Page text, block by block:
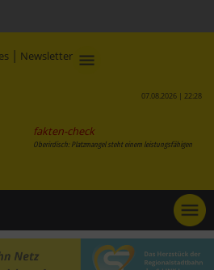
| Newsletter
07.08.2026 | 22:28
fakten-check
Oberirdisch: Platzmangel steht einem leistungsfähigen o